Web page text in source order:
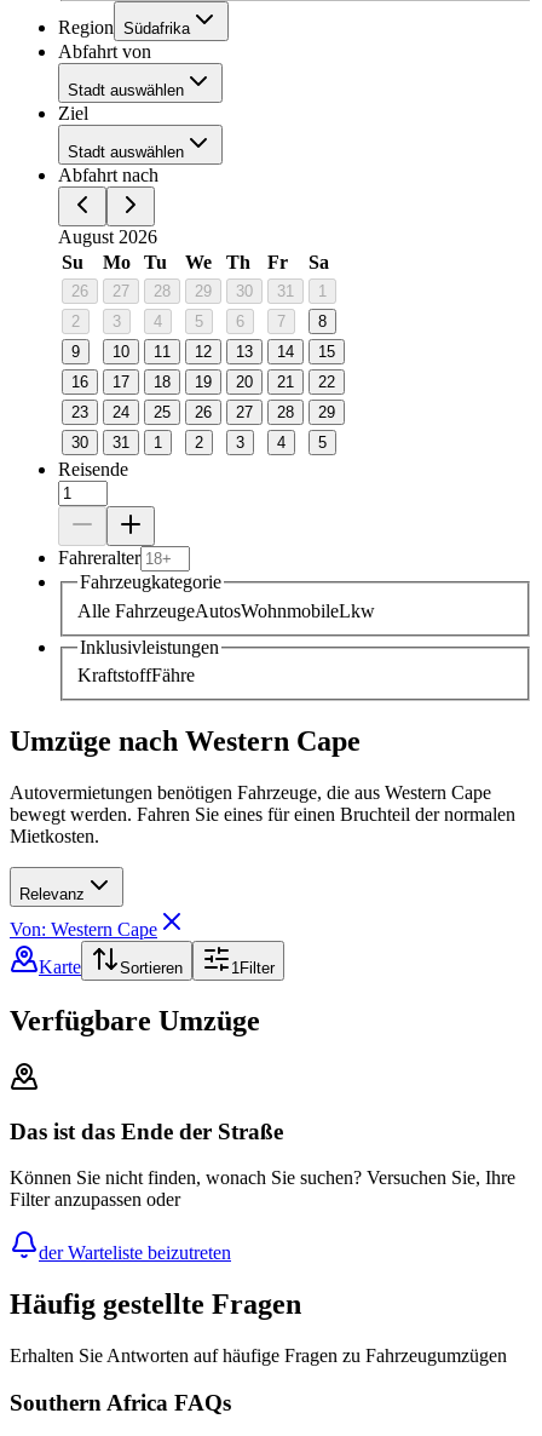
Region Südafrika
Abfahrt von
Stadt auswählen
Ziel
Stadt auswählen
Abfahrt nach
August 2026
Su
Mo Tu We Th Fr Sa
26 27 28 29 30 31
1
2
3 4 5 6 7
8
9
10 11 12 13 14
15
16
17 18 19 20 21
22
23
24 25 26 27 28
29
30
31 1 2 3 4 5
Reisende
Fahreralter
Fahrzeugkategorie
Alle FahrzeugeAutosWohnmobileLkw
Inklusivleistungen
KraftstoffFähre
Umzüge nach Western Cape
Autovermietungen benötigen Fahrzeuge, die aus Western Cape
bewegt werden. Fahren Sie eines für einen Bruchteil der normalen
Mietkosten.
Relevanz
Von: Western Cape
Karte
Sortieren 1Filter
Verfügbare Umzüge
Das ist das Ende der Straße
Können Sie nicht finden, wonach Sie suchen? Versuchen Sie, Ihre
Filter anzupassen oder
der Warteliste beizutreten
Häufig gestellte Fragen
Erhalten Sie Antworten auf häufige Fragen zu Fahrzeugumzügen
Southern Africa FAQs